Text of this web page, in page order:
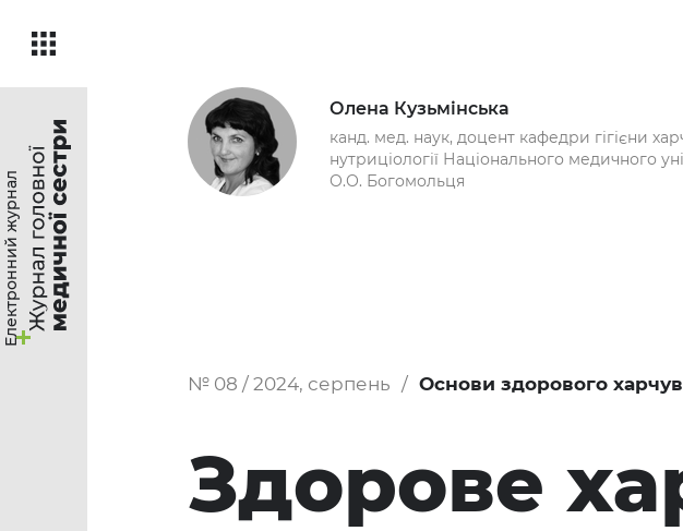
Олена Кузьмінська
канд. мед. наук, доцент кафедри гігієни
нутриціології Національного медичного
О.О. Богомольця
№ 08 / 2024, серпень Основи здорового
Здорове
Електронний журнал